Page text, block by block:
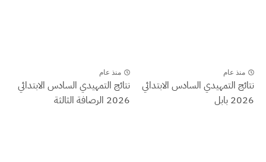
منذ عام
نتائج التمهيدي السادس الابتدائي
2026 بابل
منذ عام
نتائج التمهيدي السادس الابتدائي
2026 الرصافة الثالثة